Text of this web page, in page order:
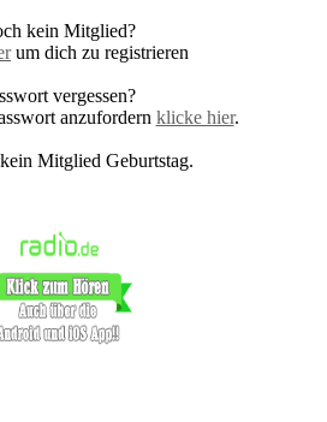
kein Mitglied?
um dich zu registrieren
vergessen?
anzufordern klicke hier.
Mitglied Geburtstag.